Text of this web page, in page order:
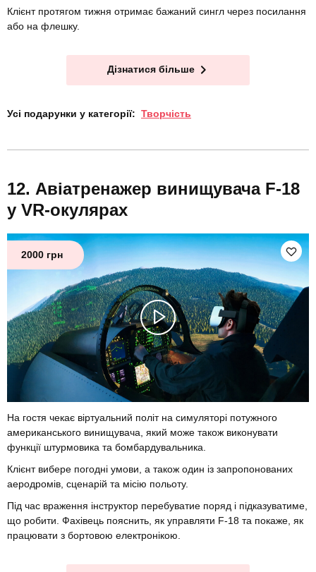
Клієнт протягом тижня отримає бажаний сингл через посилання
або на флешку.
Дізнатися більше
Усі подарунки у категорії: Творчість
Авіатренажер винищувача F-18
у VR-окулярах
2000 грн
На гостя чекає віртуальний політ на симуляторі потужного
американського винищувача, який може також виконувати
функції штурмовика та бомбардувальника.
Клієнт вибере погодні умови, а також один із запропонованих
аеродромів, сценарій та місію польоту.
Під час враження інструктор перебуватие поряд і підказуватиме,
що робити. Фахівець пояснить, як управляти F-18 та покаже, як
працювати з бортовою електронікою.